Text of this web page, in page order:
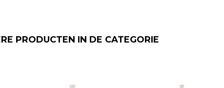
PRODUCTEN IN DE CATEGORIE